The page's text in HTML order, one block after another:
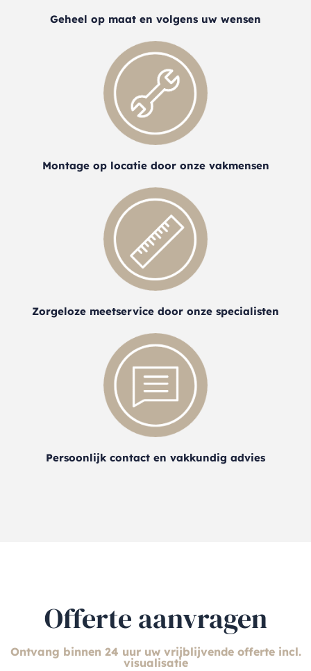
Geheel op maat en volgens uw wensen
Montage op locatie door onze vakmensen
Zorgeloze meetservice door onze specialisten
Persoonlijk contact en vakkundig advies
Offerte aanvragen
Ontvang binnen 24 uur uw vrijblijvende offerte incl.
visualisatie